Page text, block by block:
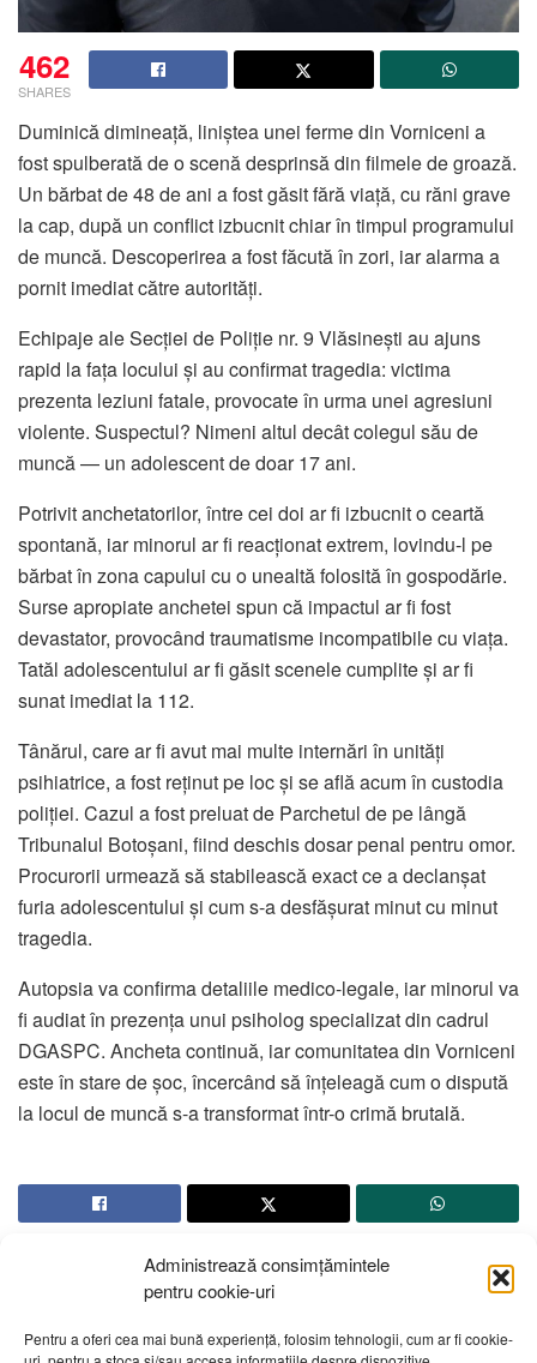
Administrează consimțămintele
pentru cookie-uri
Pentru a oferi cea mai bună experiență, folosim tehnologii, cum ar fi cookie-
462
SHARES
Duminică dimineață, liniștea unei ferme din Vorniceni a
fost spulberată de o scenă desprinsă din filmele de groază.
Un bărbat de 48 de ani a fost găsit fără viață, cu răni grave
la cap, după un conflict izbucnit chiar în timpul programului
de muncă. Descoperirea a fost făcută în zori, iar alarma a
pornit imediat către autorități.
Echipaje ale Secției de Poliție nr. 9 Vlăsinești au ajuns
rapid la fața locului și au confirmat tragedia: victima
prezenta leziuni fatale, provocate în urma unei agresiuni
violente. Suspectul? Nimeni altul decât colegul său de
muncă — un adolescent de doar 17 ani.
Potrivit anchetatorilor, între cei doi ar fi izbucnit o ceartă
spontană, iar minorul ar fi reacționat extrem, lovindu-l pe
bărbat în zona capului cu o unealtă folosită în gospodărie.
Surse apropiate anchetei spun că impactul ar fi fost
devastator, provocând traumatisme incompatibile cu viața.
Tatăl adolescentului ar fi găsit scenele cumplite și ar fi
sunat imediat la 112.
Tânărul, care ar fi avut mai multe internări în unități
psihiatrice, a fost reținut pe loc și se află acum în custodia
poliției. Cazul a fost preluat de Parchetul de pe lângă
Tribunalul Botoșani, fiind deschis dosar penal pentru omor.
Procurorii urmează să stabilească exact ce a declanșat
furia adolescentului și cum s-a desfășurat minut cu minut
tragedia.
Autopsia va confirma detaliile medico-legale, iar minorul va
fi audiat în prezența unui psiholog specializat din cadrul
DGASPC. Ancheta continuă, iar comunitatea din Vorniceni
este în stare de șoc, încercând să înțeleagă cum o dispută
la locul de muncă s-a transformat într-o crimă brutală.